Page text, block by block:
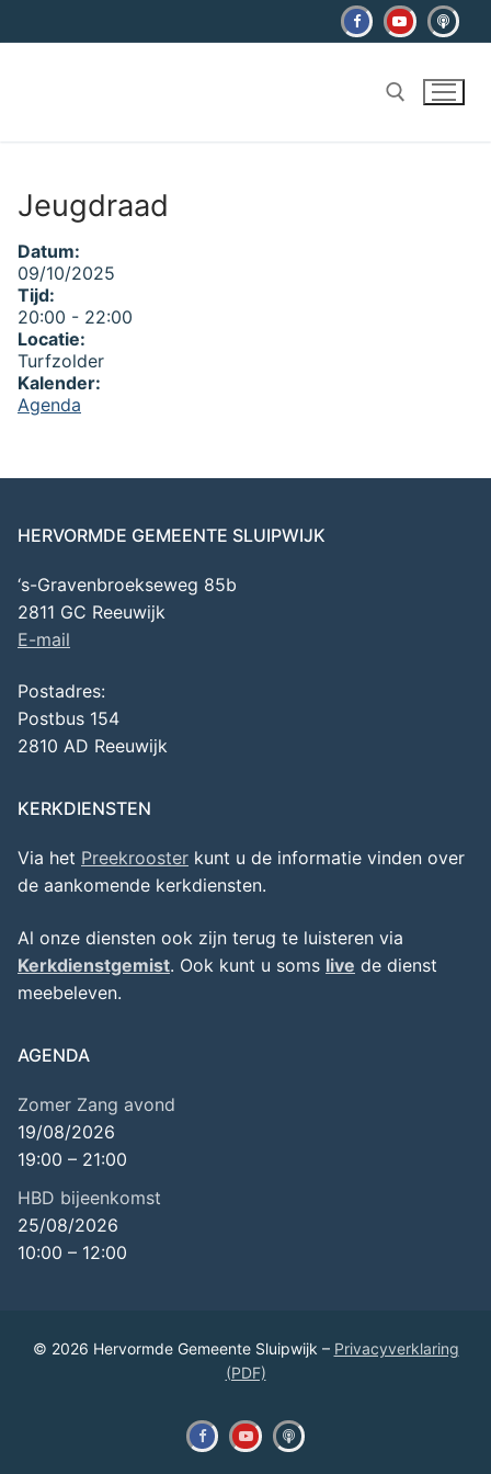
naar
Jeugdraad
Datum:
09/10/2025
Tijd:
20:00 - 22:00
Locatie:
Turfzolder
Kalender:
Agenda
HERVORMDE GEMEENTE SLUIPWIJK
‘s-Gravenbroekseweg 85b
2811 GC Reeuwijk
E-mail
Postadres:
Postbus 154
2810 AD Reeuwijk
KERKDIENSTEN
Via het Preekrooster kunt u de informatie vinden over
de aankomende kerkdiensten.
Al onze diensten ook zijn terug te luisteren via
Kerkdienstgemist. Ook kunt u soms live de dienst
meebeleven.
AGENDA
Zomer Zang avond
19/08/2026
19:00 – 21:00
HBD bijeenkomst
25/08/2026
10:00 – 12:00
© 2026 Hervormde Gemeente Sluipwijk – Privacyverklaring
(PDF)